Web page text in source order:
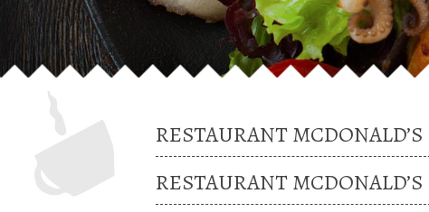
RESTAURANT MCDONALD’S
RESTAURANT MCDONALD’S